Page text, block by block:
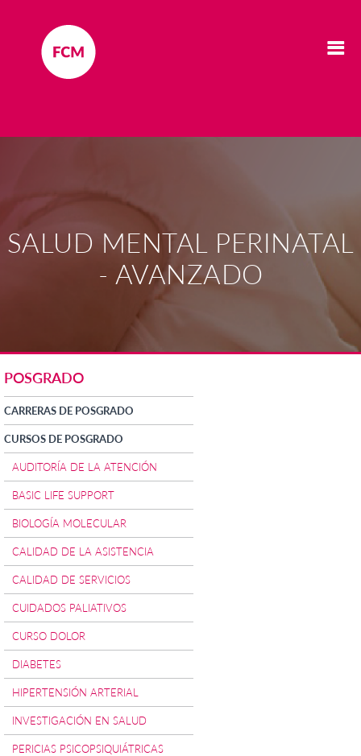
SALUD MENTAL PERINATAL
- AVANZADO
POSGRADO
CARRERAS DE POSGRADO
CURSOS DE POSGRADO
AUDITORÍA DE LA ATENCIÓN
BASIC LIFE SUPPORT
BIOLOGÍA MOLECULAR
CALIDAD DE LA ASISTENCIA
CALIDAD DE SERVICIOS
CUIDADOS PALIATIVOS
CURSO DOLOR
DIABETES
HIPERTENSIÓN ARTERIAL
INVESTIGACIÓN EN SALUD
PERICIAS PSICOPSIQUIÁTRICAS